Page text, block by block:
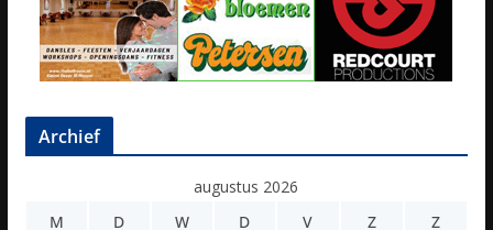
Archief
augustus 2026
M
D W D V Z Z